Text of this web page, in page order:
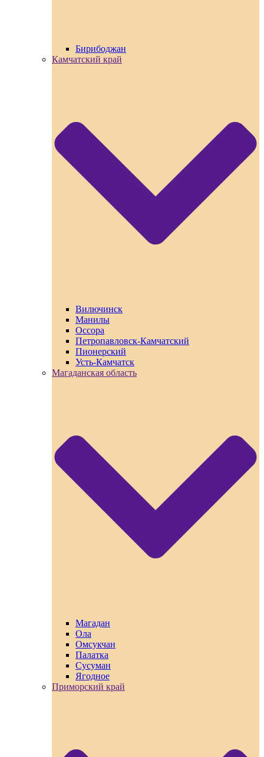
Бирибоджан
Камчатский край
Вилючинск
Манилы
Оссора
Петропавловск-Камчатский
Пионерский
Усть-Камчатск
Магаданская область
Магадан
Ола
Омсукчан
Палатка
Сусуман
Ягодное
Приморский край